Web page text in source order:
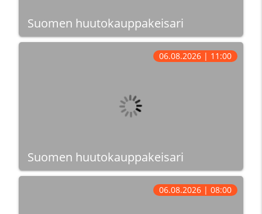
Suomen huutokauppakeisari
Suomen huutokauppakeisari
06.08.2026 | 11:00
06.08.2026 | 08:00